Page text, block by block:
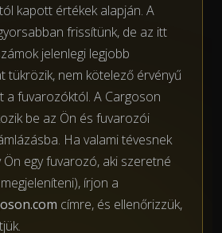
kapott értékek alapján. A
frissítünk, de az itt
jelenlegi legjobb
tükrözik, nem kötelező érvényű
a fuvarozóktól. A Cargoson
be az Ön és fuvarozói
Ha valami tévesnek
Ön egy fuvarozó, aki szeretné
írjon a
címre, és ellenőrizzük,